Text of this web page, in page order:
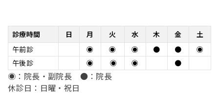
診療時間 日 月 火 水 木 金
土
午前診
◉ ◉ ◉ ● ●
◉
午後診
◉ ◉ ◉ ●
◉：院長・副院長 ●：院長
休診日：日曜・祝日